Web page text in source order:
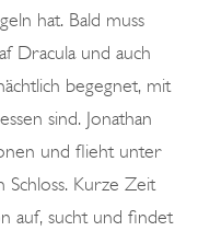
hat. Bald muss
Dracula und auch
begegnet, mit
sind. Jonathan
und flieht unter
Schloss. Kurze Zeit
auf, sucht und findet